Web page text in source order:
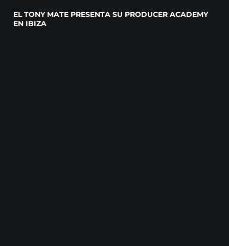
EL TONY MATE PRESENTA SU PRODUCER ACADEMY
EN IBIZA